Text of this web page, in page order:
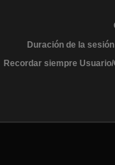
Duración de la
Recordar siempre